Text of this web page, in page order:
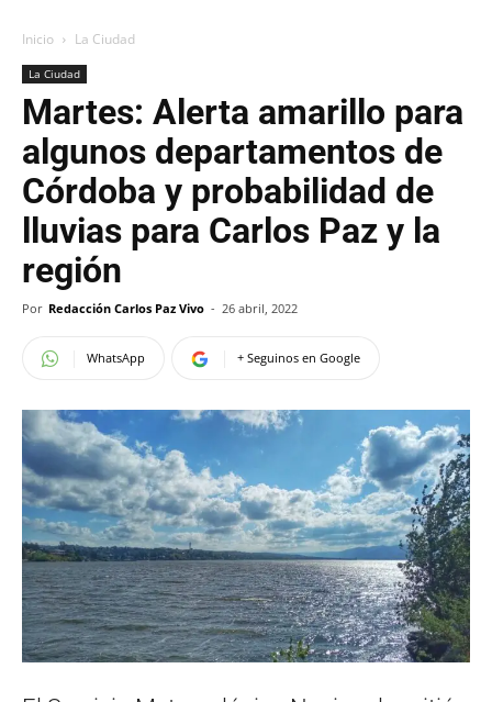
Inicio La Ciudad
La Ciudad
Martes: Alerta amarillo para
algunos departamentos de
Córdoba y probabilidad de
lluvias para Carlos Paz y la
región
Por Redacción Carlos Paz Vivo - 26 abril, 2022
WhatsApp + Seguinos en Google